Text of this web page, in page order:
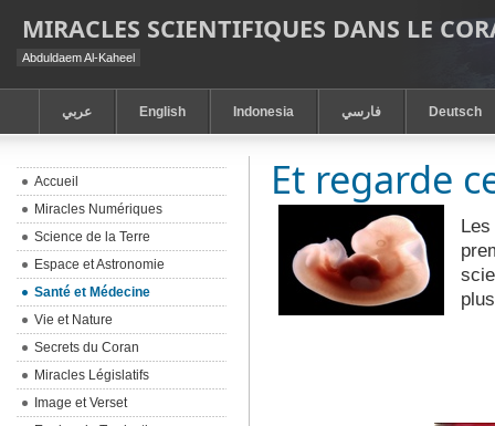
MIRACLES SCIENTIFIQUES DANS LE
Abduldaem Al-Kaheel
عربي English Indonesia فارسي Deutsch
Et regarde
Accueil
Miracles Numériques
Science de la Terre
Espace et Astronomie
Santé et Médecine
Vie et Nature
Secrets du Coran
Miracles Législatifs
Image et Verset